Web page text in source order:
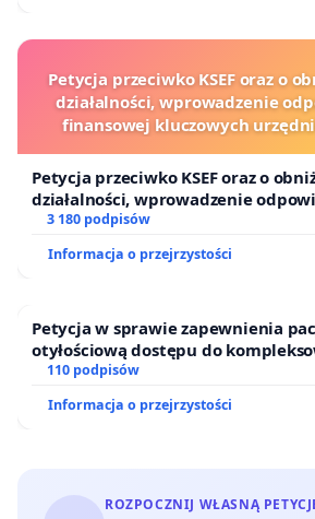
Petycja przeciwko KSEF oraz o
działalności, wprowadzenie
finansowej kluczowych
Petycja przeciwko KSEF oraz o
działalności, wprowadzenie
finansowej kluczowych urzędników
3 180 podpisów
Informacja o przejrzystości
Petycja w sprawie zapewnienia
otyłościową dostępu do
oraz programów profilaktycznych.
110 podpisów
Informacja o przejrzystości
ROZPOCZNIJ WŁASNĄ